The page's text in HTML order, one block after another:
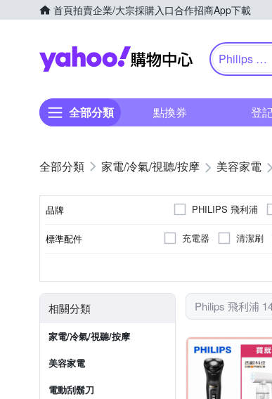
首頁拍賣企業/大宗採購入口合作招商App下載
Yahoo購物中心
Philips 飛
全部分類 點換券 登
家電/冷氣/視聽/按摩 美容家電
品牌 PHILIPS 飛利浦
標準配件 充電器 清潔刷
相關分類
家電/冷氣/視聽/按摩
美容家電
電動刮鬍刀
Philips 飛利浦